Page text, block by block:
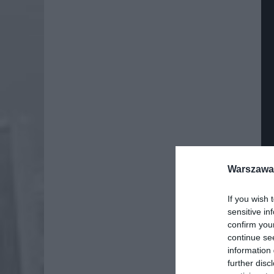
If you wish
sensitive
confirm
continue
information
further